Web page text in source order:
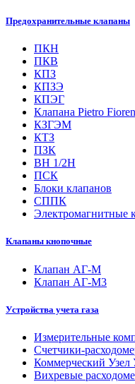
Предохранительные клапаны
ПКН
ПКВ
КПЗ
КПЗЭ
КПЭГ
Клапана Pietro
КЗГЭМ
КТЗ
ПЗК
ВН 1/2Н
ПСК
Блоки клапанов
СППК
Электромагнитные
Клапаны кнопочные
Клапан АГ-М
Клапан АГ-М3
Устройства учета газа
Измерительные
Счетчики-
Коммерческий Узел
Вихревые